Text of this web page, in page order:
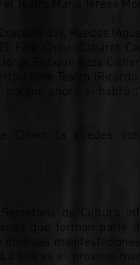
32), Ruedos
Folk Chou (Cabaret
Enrique Reza
Lume Teatro (Ricardo
ahora si habrá
Clown la puedes
de Cultura
que forman parte
manifestaciones
cita es el próximo